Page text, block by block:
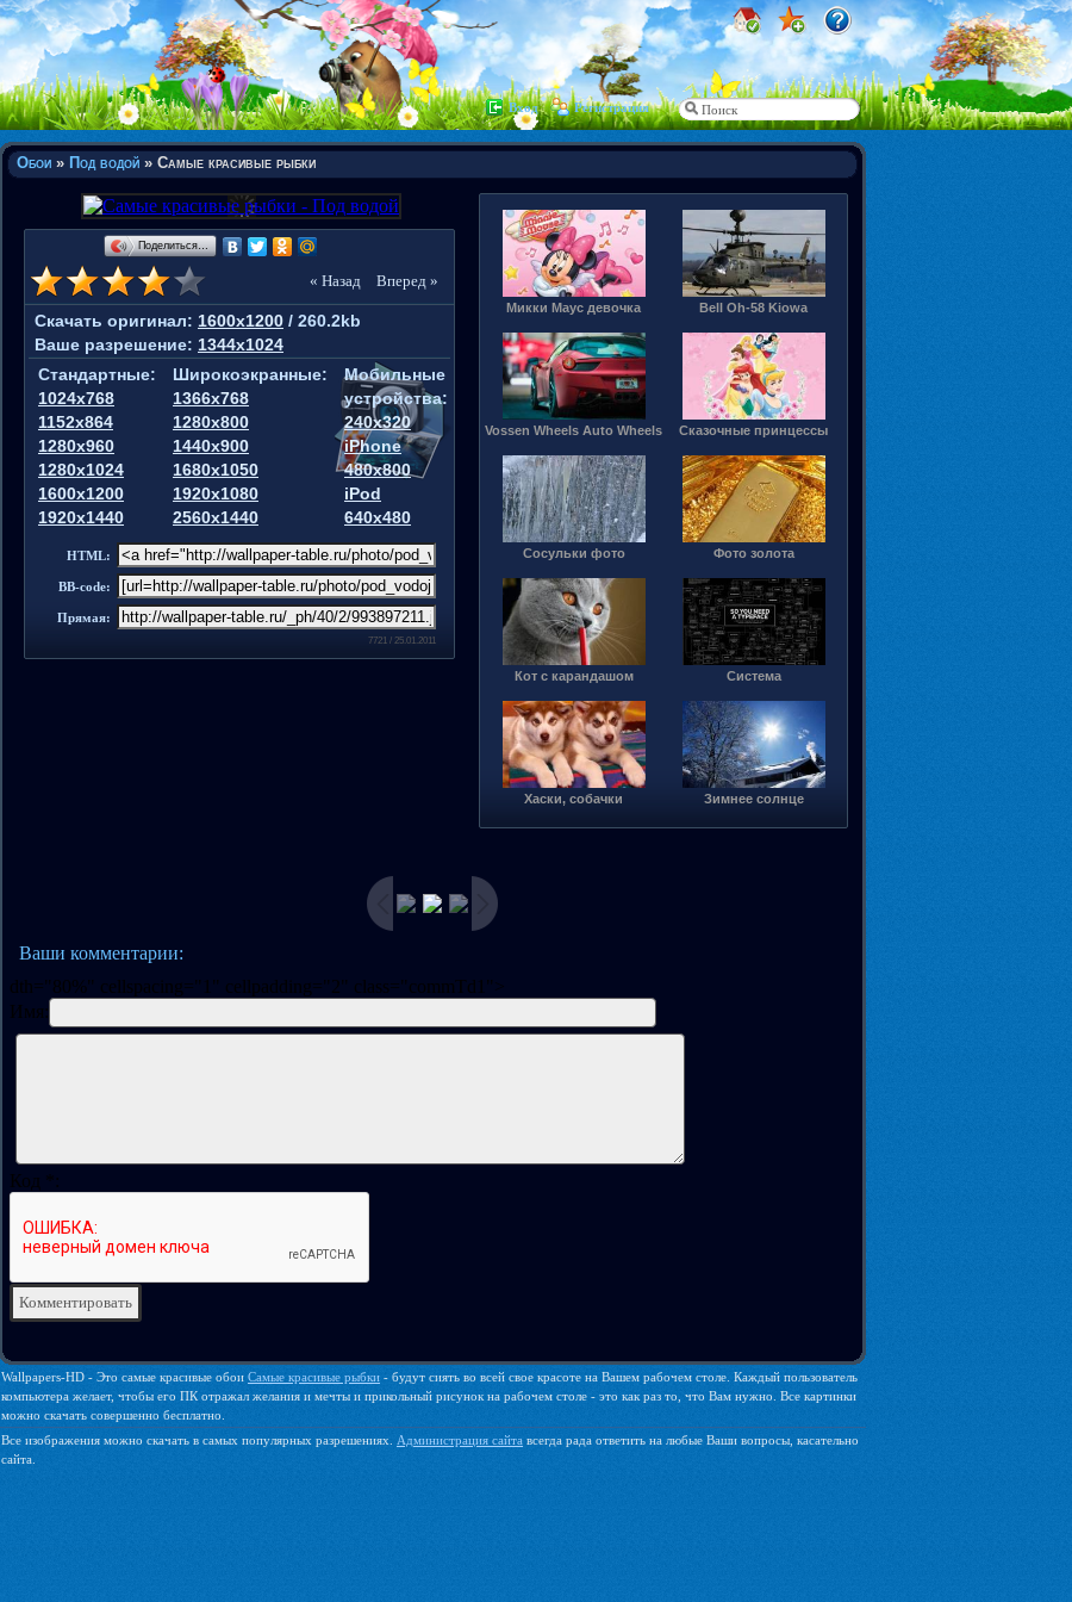
Вход Регистрация
Обои » Под водой » Самые красивые рыбки
Поделиться…
« Назад Вперед »
Скачать оригинал: 1600x1200 / 260.2kb
Ваше разрешение: 1344x1024
Стандартные:
1024x768
1152x864
1280x960
1280x1024
1600x1200
1920x1440
Широкоэкранные:
1366x768
1280x800
1440x900
1680x1050
1920x1080
2560x1440
Мобильные
устройства:
240x320
iPhone
480x800
iPod
640x480
HTML:
BB-code:
Прямая:
7721 / 25.01.2011
Микки Маус девочка Bell Oh-58 Kiowa
Vossen Wheels Auto Wheels Сказочные принцессы
Сосульки фото Фото золота
Кот с карандашом Система
Хаски, собачки Зимнее солнце
Ваши комментарии:
dth="80%" cellspacing="1" cellpadding="2" class="commTd1">
Имя:
Код *:
Wallpapers-HD - Это самые красивые обои Самые красивые рыбки - будут сиять во всей свое красоте на Вашем рабочем столе. Каждый пользователь
компьютера желает, чтобы его ПК отражал желания и мечты и прикольный рисунок на рабочем столе - это как раз то, что Вам нужно. Все картинки
можно скачать совершенно бесплатно.
Все изображения можно скачать в самых популярных разрешениях. Администрация сайта всегда рада ответить на любые Ваши вопросы, касательно
сайта.